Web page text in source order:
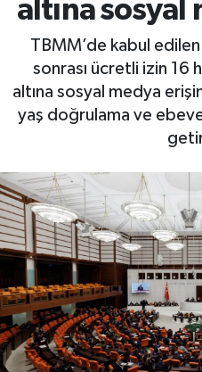
altına sosyal
TBMM’de kabul
sonrası ücretli izin 16
altına sosyal medya
yaş doğrulama ve